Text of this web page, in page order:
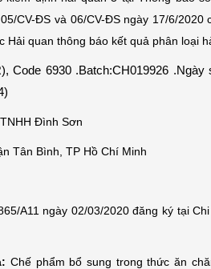
CV-ĐS và 06/CV-ĐS ngày 17/6/
quan thông báo kết quả phân loại
Code 6930 .Batch:CH019926
Đình Sơn
Tân Bình, TP Hồ Chí Minh
A11 ngày 02/03/2020 đăng ký tại
Chế phẩm bổ sung trong thức ăn